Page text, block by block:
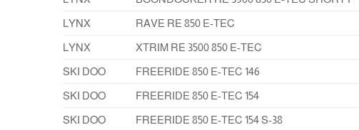
LYNX
RAVE RE 850 E-TEC
LYNX
XTRIM RE 3500 850 E-TEC
SKI DOO
FREERIDE 850 E-TEC 146
SKI DOO
FREERIDE 850 E-TEC 154
SKI DOO
FREERIDE 850 E-TEC 154 S-38